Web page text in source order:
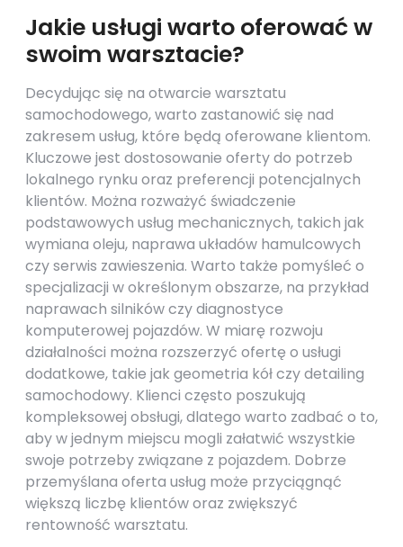
Jakie usługi warto oferować w
swoim warsztacie?
Decydując się na otwarcie warsztatu
samochodowego, warto zastanowić się nad
zakresem usług, które będą oferowane klientom.
Kluczowe jest dostosowanie oferty do potrzeb
lokalnego rynku oraz preferencji potencjalnych
klientów. Można rozważyć świadczenie
podstawowych usług mechanicznych, takich jak
wymiana oleju, naprawa układów hamulcowych
czy serwis zawieszenia. Warto także pomyśleć o
specjalizacji w określonym obszarze, na przykład
naprawach silników czy diagnostyce
komputerowej pojazdów. W miarę rozwoju
działalności można rozszerzyć ofertę o usługi
dodatkowe, takie jak geometria kół czy detailing
samochodowy. Klienci często poszukują
kompleksowej obsługi, dlatego warto zadbać o to,
aby w jednym miejscu mogli załatwić wszystkie
swoje potrzeby związane z pojazdem. Dobrze
przemyślana oferta usług może przyciągnąć
większą liczbę klientów oraz zwiększyć
rentowność warsztatu.